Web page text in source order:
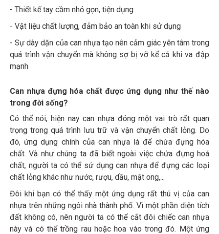
- Thiết kế tay cầm nhỏ gọn, tiện dụng
- Vật liệu chất lượng, đảm bảo an toàn khi sử dụng
- Sự dày dặn của can nhựa tạo nên cảm giác yên tâm trong
quá trình vận chuyển mà không sợ bị vỡ kể cả khi va đập
mạnh
Can nhựa đựng hóa chất được ứng dụng như thế nào
trong đời sống?
Có thể nói, hiện nay can nhựa đóng một vai trò rất quan
trọng trong quá trình lưu trữ và vận chuyển chất lỏng. Do
đó, ứng dụng chính của can nhựa là để chứa đựng hóa
chất. Và như chúng ta đã biết ngoài việc chứa đựng hoá
chất, người ta có thể sử dụng can nhựa để đựng các loại
chất lỏng khác như nước, rượu, dầu, mật ong,...
Đôi khi bạn có thể thấy một ứng dụng rất thú vị của can
nhựa trên những ngôi nhà thành phố. Vì một phần diện tích
đất không có, nên người ta có thể cắt đôi chiếc can nhựa
này và có thể trồng rau hoặc hoa vào trong đó. Một ứng